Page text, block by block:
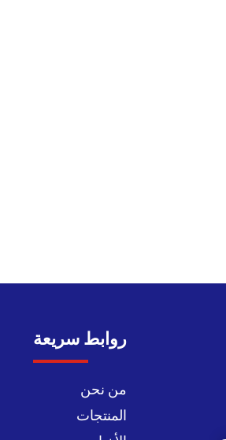
روابط سريعة
من نحن
المنتجات